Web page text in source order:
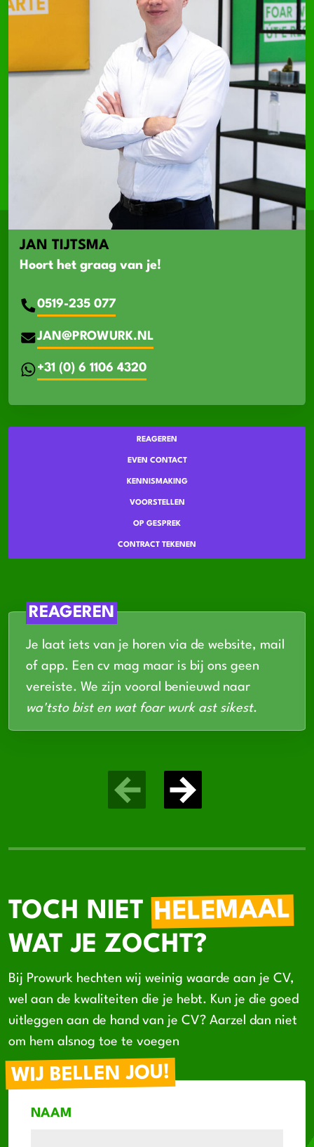
JAN TIJTSMA
Hoort het graag van je!
0519-235 077
JAN@PROWURK.NL
+31 (0) 6 1106 4320
REAGEREN
EVEN CONTACT
KENNISMAKING
VOORSTELLEN
OP GESPREK
CONTRACT TEKENEN
REAGEREN
Je laat iets van je horen via de website, mail
of app. Een cv mag maar is bij ons geen
vereiste. We zijn vooral benieuwd naar
wa'tsto bist en wat foar wurk ast sikest.
TOCH NIETHELEMAAL
WAT JE ZOCHT?
Bij Prowurk hechten wij weinig waarde aan je CV,
wel aan de kwaliteiten die je hebt. Kun je die goed
uitleggen aan de hand van je CV? Aarzel dan niet
om hem alsnog toe te voegen
WIJ BELLEN JOU!
NAAM